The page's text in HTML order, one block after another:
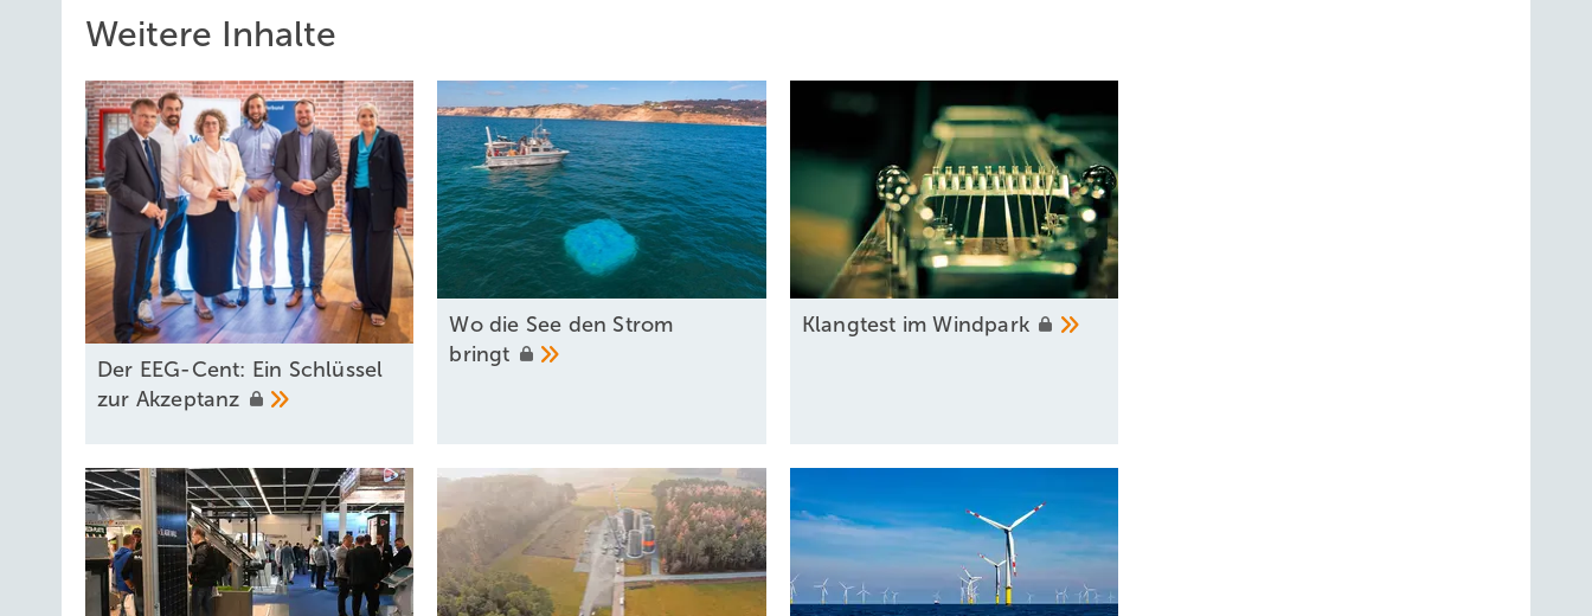
Weitere Inhalte
Der EEG-Cent: Ein Schlüssel
zur Akzeptanz
Wo die See den Strom
bringt
Klangtest imWindpark